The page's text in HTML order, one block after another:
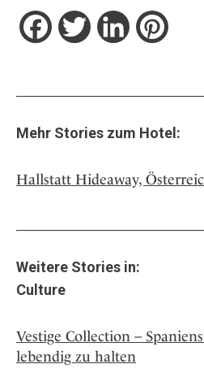
FacebookTwitter LinkedIn
Mehr Stories zum Hotel:
Hallstatt Hideaway,
Weitere Stories in:
Culture
Vestige Collection –
lebendig zu halten